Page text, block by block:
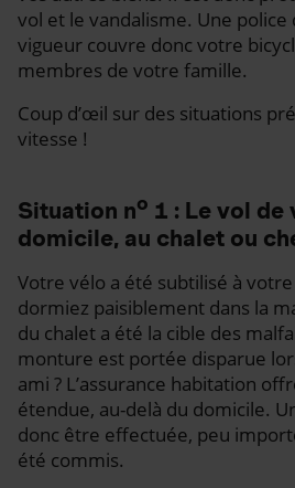
vol et le vandalisme. Une police
vigueur couvre donc votre
membres de votre famille.
Coup d’œil sur des situations
vitesse !
Situation no 1 : Le vol
domicile, au chalet ou
Votre vélo a été subtilisé à
dormiez paisiblement dans la
du chalet a été la cible des
monture est portée disparue
ami ? L’assurance habitation
étendue, au-delà du domicile.
donc être effectuée, peu
été commis.